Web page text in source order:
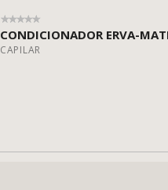
CONDICIONADOR ERVA-
CAPILAR